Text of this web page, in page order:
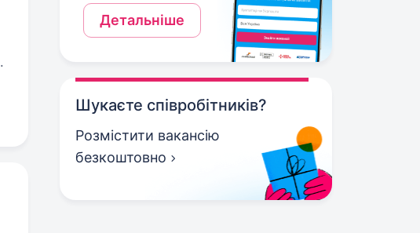
Детальніше
Шукаєте співробітників?
Розмістити вакансію
безкоштовно